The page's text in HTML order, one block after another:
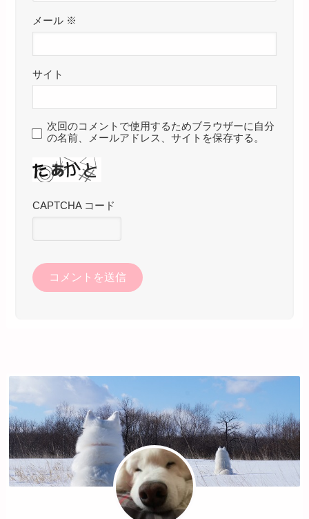
メール ※
サイト
次回のコメントで使用するためブラウザーに自分
の名前、メールアドレス、サイトを保存する。
CAPTCHA コード